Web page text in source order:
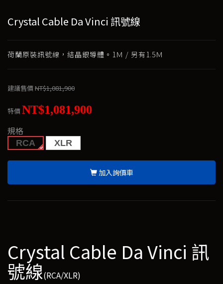
Crystal Cable Da Vinci 訊號線
荷蘭原裝訊號線，結晶銀導體。1Ｍ / 另有1.5Ｍ
建議售價NT$1,081,900
特價NT$1,081,900
規格
RCA XLR
加入詢價車
Crystal Cable Da Vinci 訊
號線(RCA/XLR)